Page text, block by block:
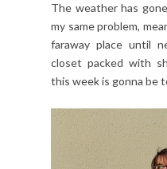
The weather has
my same problem,
faraway place until
closet packed with
this week is gonna be